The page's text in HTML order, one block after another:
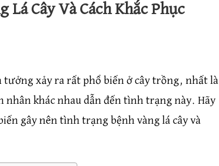
Cây Và Cách Khắc Phục
xảy ra rất phổ biến ở cây trồng, nhất là
nhân khác nhau dẫn đến tình trạng này. Hãy
gây nên tình trạng bệnh vàng lá cây và